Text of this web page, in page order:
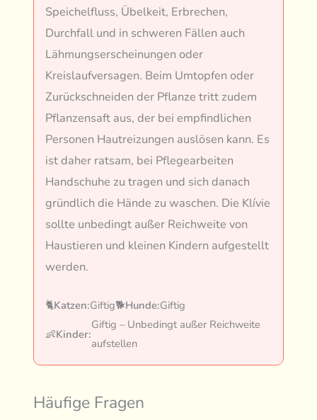
Speichelfluss, Übelkeit, Erbrechen,
Durchfall und in schweren Fällen auch
Lähmungserscheinungen oder
Kreislaufversagen. Beim Umtopfen oder
Zurückschneiden der Pflanze tritt zudem
Pflanzensaft aus, der bei empfindlichen
Personen Hautreizungen auslösen kann. Es
ist daher ratsam, bei Pflegearbeiten
Handschuhe zu tragen und sich danach
gründlich die Hände zu waschen. Die Klívie
sollte unbedingt außer Reichweite von
Haustieren und kleinen Kindern aufgestellt
werden.
🐈Katzen:Giftig🐕Hunde:Giftig
👶Kinder:
Giftig – Unbedingt außer Reichweite
aufstellen
Häufige Fragen